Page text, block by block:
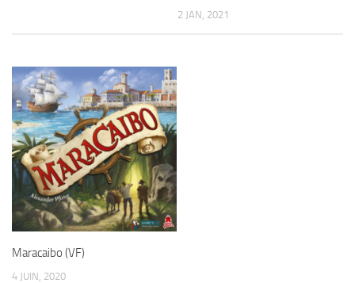
2 JAN, 2021
Maracaibo (VF)
4 JUIN, 2020